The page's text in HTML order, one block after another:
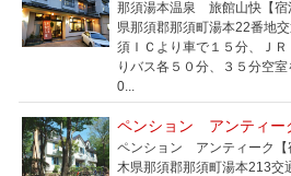
那須湯本温泉 旅館山快【宿
県那須郡那須町湯本22番地
須ＩＣより車で１５分、Ｊ
りバス各５０分、３５分空
0...
ペンション アンティー
ペンション アンティーク【
木県那須郡那須町湯本213交